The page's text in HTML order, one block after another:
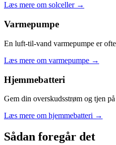
Læs mere om solceller →
Varmepumpe
En luft-til-vand varmepumpe er
Læs mere om varmepumpe →
Hjemmebatteri
Gem din overskudsstrøm og tjen
Læs mere om hjemmebatteri →
Sådan foregår det